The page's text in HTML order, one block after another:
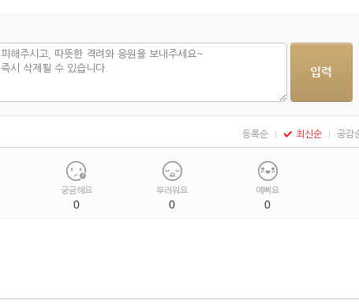
등록순 최신순 공감
궁금해요
0
부러워요
0
예뻐요
0